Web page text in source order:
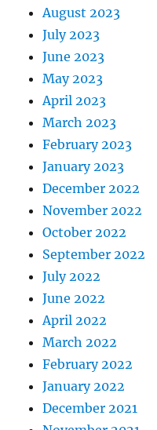
August 2023
July 2023
June 2023
May 2023
April 2023
March 2023
February 2023
January 2023
December 2022
November 2022
October 2022
September 2022
July 2022
June 2022
April 2022
March 2022
February 2022
January 2022
December 2021